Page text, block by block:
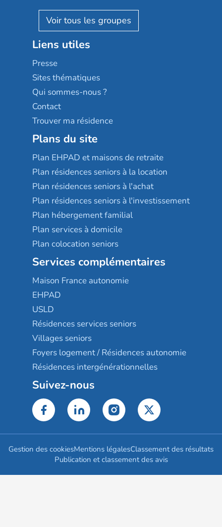
Reseda
Stella management
Les villages d'or
Sérénys
Résidences services Villa Médicis
Résidalya
Groupe aplus
AGE D'OR Services
Liens utiles
Presse
Sites thématiques
Qui sommes-nous ?
Contact
Trouver ma résidence
Plans du site
Plan EHPAD et maisons de retraite
Plan résidences seniors à la location
Plan résidences seniors à l'achat
Plan résidences seniors à l'investissement
Plan hébergement familial
Plan services à domicile
Plan colocation seniors
Services complémentaires
Maison France autonomie
EHPAD
USLD
Résidences services seniors
Villages seniors
Foyers logement / Résidences autonomie
Résidences intergénérationnelles
Suivez-nous
Gestion des cookiesMentions légalesClassement des résultats
Publication et classement des avis